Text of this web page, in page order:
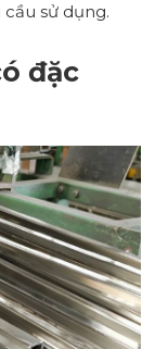
sử dụng.
đặc